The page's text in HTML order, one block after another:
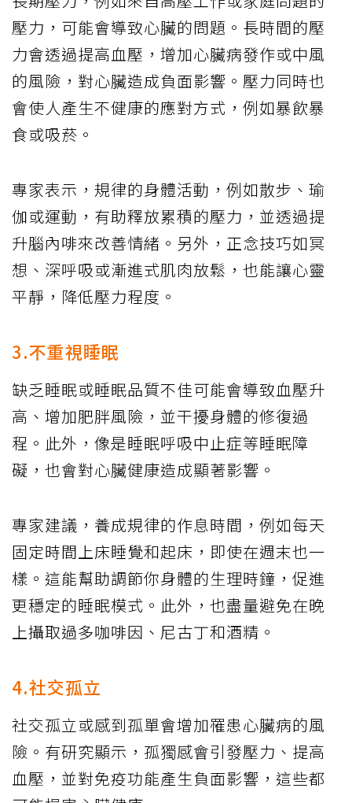
壓力，可能會導致心臟的問題。長時間的壓
力會透過提高血壓，增加心臟病發作或中風
的風險，對心臟造成負面影響。壓力同時也
會使人產生不健康的應對方式，例如暴飲暴
食或吸菸。
專家表示，規律的身體活動，例如散步、瑜
伽或運動，有助釋放累積的壓力，並透過提
升腦內啡來改善情緒。另外，正念技巧如冥
想、深呼吸或漸進式肌肉放鬆，也能讓心靈
平靜，降低壓力程度。
3.不重視睡眠
缺乏睡眠或睡眠品質不佳可能會導致血壓升
高、增加肥胖風險，並干擾身體的修復過
程。此外，像是睡眠呼吸中止症等睡眠障
礙，也會對心臟健康造成顯著影響。
專家建議，養成規律的作息時間，例如每天
固定時間上床睡覺和起床，即使在週末也一
樣。這能幫助調節你身體的生理時鐘，促進
更穩定的睡眠模式。此外，也盡量避免在晚
上攝取過多咖啡因、尼古丁和酒精。
4.社交孤立
社交孤立或感到孤單會增加罹患心臟病的風
險。有研究顯示，孤獨感會引發壓力、提高
血壓，並對免疫功能產生負面影響，這些都